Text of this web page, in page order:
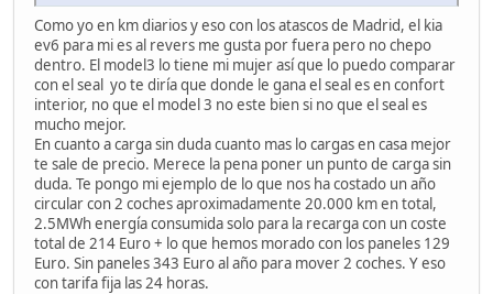
Como yo en km diarios y eso con los atascos de Madrid, el kia
ev6 para mi es al revers me gusta por fuera pero no chepo
dentro. El model3 lo tiene mi mujer así que lo puedo comparar
con el seal yo te diría que donde le gana el seal es en confort
interior, no que el model 3 no este bien si no que el seal es
mucho mejor.
En cuanto a carga sin duda cuanto mas lo cargas en casa mejor
te sale de precio. Merece la pena poner un punto de carga sin
duda. Te pongo mi ejemplo de lo que nos ha costado un año
circular con 2 coches aproximadamente 20.000 km en total,
2.5MWh energía consumida solo para la recarga con un coste
total de 214 Euro + lo que hemos morado con los paneles 129
Euro. Sin paneles 343 Euro al año para mover 2 coches. Y eso
con tarifa fija las 24 horas.